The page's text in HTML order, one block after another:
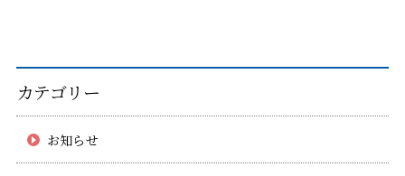
カテゴリー
お知らせ